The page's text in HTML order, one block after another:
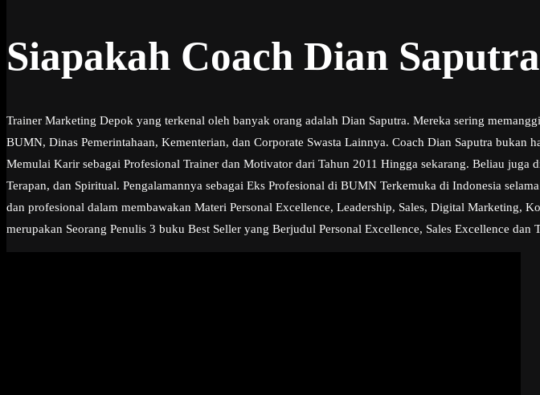
Siapakah Coach Dian
Trainer Marketing Depok yang terkenal oleh banyak orang adalah Dian Saputra. Mereka sering
BUMN, Dinas Pemerintahaan, Kementerian, dan Corporate Swasta Lainnya. Coach Dian Saputra
Memulai Karir sebagai Profesional Trainer dan Motivator dari Tahun 2011 Hingga sekarang. Beliau
Terapan, dan Spiritual. Pengalamannya sebagai Eks Profesional di BUMN Terkemuka di Indonesia
dan profesional dalam membawakan Materi Personal Excellence, Leadership, Sales, Digital Marketing,
merupakan Seorang Penulis 3 buku Best Seller yang Berjudul Personal Excellence, Sales Excellence dan